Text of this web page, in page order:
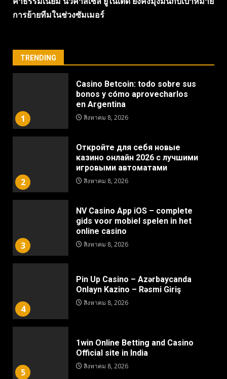
การย้ายทีมในช่วงซัมเมอร์
TRENDING
1
Casino Betcoin: todo sobre sus
bonos y cómo aprovecharlos
en Argentina
สิงหาคม 8, 2026
2
Откройте для себя новые
казино онлайн 2026 с лучшими
игровыми автоматами
สิงหาคม 8, 2026
3
NV Casino App iOS – complete
gids voor mobiel spelen in het
online casino
สิงหาคม 8, 2026
4
Pin Up Casino – Azərbaycanda
Onlayn Kazino – Rəsmi Giriş
สิงหาคม 8, 2026
5
1win Online Betting and Casino
Official site in India
สิงหาคม 8, 2026